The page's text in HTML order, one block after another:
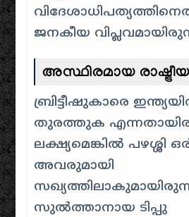
ജനകീയ
അസ്ഥിരമായ
ബ്രിട്ടീഷുകാരെ
തുരത്തുക
ലക്ഷ്യമെങ്കിൽ പഴശ്ശി
അവരുമായി
സുൽത്താനായ ടിപ്പു